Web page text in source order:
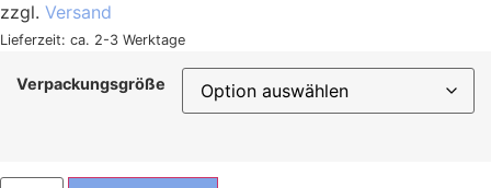
zzgl. Versand
Lieferzeit: ca. 2-3 Werktage
Verpackungsgröße